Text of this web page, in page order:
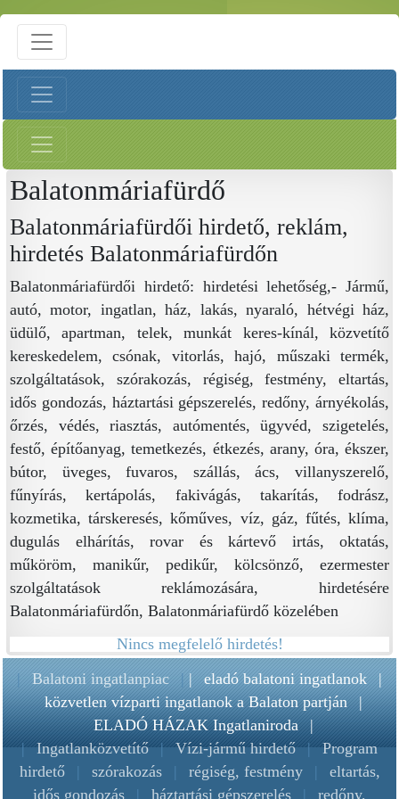
Balatonmáriafürdő
Balatonmáriafürdői hirdető, reklám,
hirdetés Balatonmáriafürdőn
Balatonmáriafürdői hirdető: hirdetési lehetőség,- Jármű,
autó, motor, ingatlan, ház, lakás, nyaraló, hétvégi ház,
üdülő, apartman, telek, munkát keres-kínál, közvetítő
kereskedelem, csónak, vitorlás, hajó, műszaki termék,
szolgáltatások, szórakozás, régiség, festmény, eltartás,
idős gondozás, háztartási gépszerelés, redőny, árnyékolás,
őrzés, védés, riasztás, autómentés, ügyvéd, szigetelés,
festő, építőanyag, temetkezés, étkezés, arany, óra, ékszer,
bútor, üveges, fuvaros, szállás, ács, villanyszerelő,
fűnyírás, kertápolás, fakivágás, takarítás, fodrász,
kozmetika, társkeresés, kőműves, víz, gáz, fűtés, klíma,
dugulás elhárítás, rovar és kártevő irtás, oktatás,
műköröm, manikűr, pedikűr, kölcsönző, ezermester
szolgáltatások reklámozására, hirdetésére
Balatonmáriafürdőn, Balatonmáriafürdő közelében
Nincs megfelelő hirdetés!
| Balatoni ingatlanpiac || eladó balatoni ingatlanok |
közvetlen vízparti ingatlanok a Balaton partján |
ELADÓ HÁZAK Ingatlaniroda |
| Ingatlanközvetítő | Vízi-jármű hirdető | Program
hirdető
| szórakozás | régiség, festmény |
eltartás,
idős gondozás
| háztartási gépszerelés | redőny,